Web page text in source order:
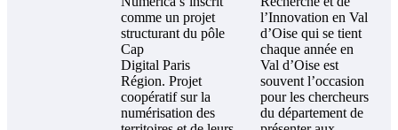
comme un projet
structurant du pôle
Cap
Digital Paris
Région. Projet
coopératif sur la
numérisation des
l’Innovation en Val
d’Oise qui se tient
chaque année en
Val d’Oise est
souvent l’occasion
pour les chercheurs
du département de